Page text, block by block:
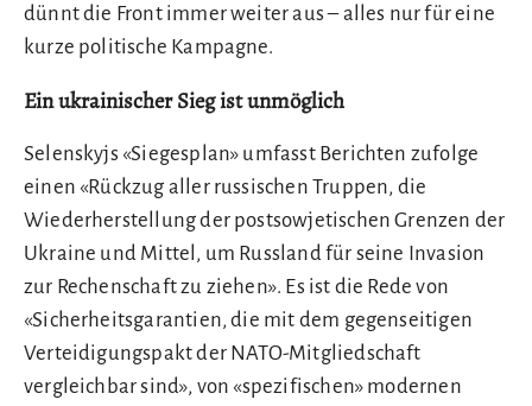
dünnt die Front immer weiter aus – alles nur für eine
kurze politische Kampagne.
Ein ukrainischer Sieg ist unmöglich
Selenskyjs «Siegesplan» umfasst Berichten zufolge
einen «Rückzug aller russischen Truppen, die
Wiederherstellung der postsowjetischen Grenzen der
Ukraine und Mittel, um Russland für seine Invasion
zur Rechenschaft zu ziehen». Es ist die Rede von
«Sicherheitsgarantien, die mit dem gegenseitigen
Verteidigungspakt der NATO-Mitgliedschaft
vergleichbar sind», von «spezifischen» modernen